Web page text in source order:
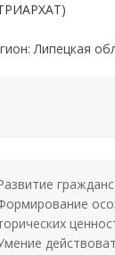
Липецкая